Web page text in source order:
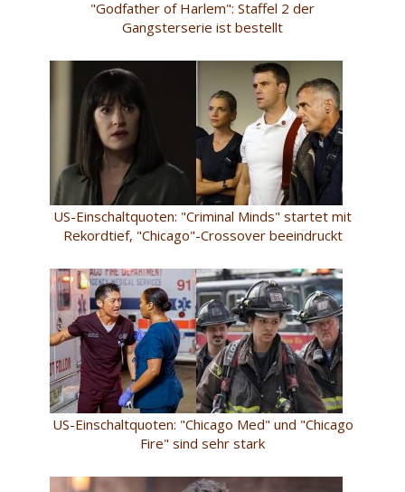
"Godfather of Harlem": Staffel 2 der
Gangsterserie ist bestellt
US-Einschaltquoten: "Criminal Minds" startet mit
Rekordtief, "Chicago"-Crossover beeindruckt
US-Einschaltquoten: "Chicago Med" und "Chicago
Fire" sind sehr stark